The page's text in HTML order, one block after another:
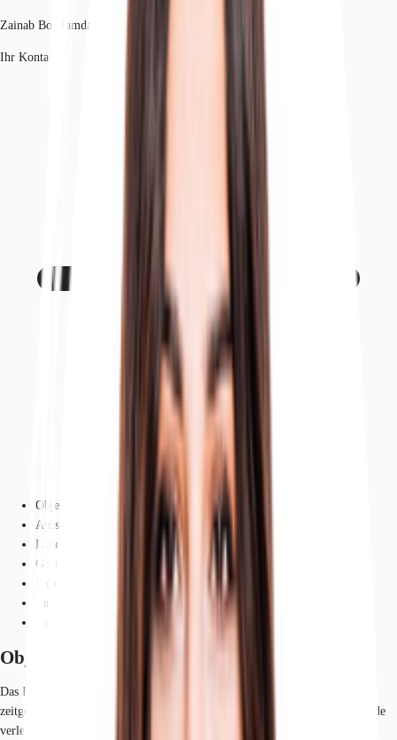
Zainab Bo-Hamdan
Ihr Kontakt
Objekt
Ausstattung
Lage und Verkehrsanbindung
Grundriss
Exposé herunterladen
Ihr Kontakt
Objekt
Das Fleetinselkontor präsentiert sich als modernes Bürogebäude mit
zeitgemäßer Architektur im Herzen Hamburgs. Die klassische Klinkerfassade
verleiht dem 2017 fertiggestellten Objekt eine elegante und repräsentative